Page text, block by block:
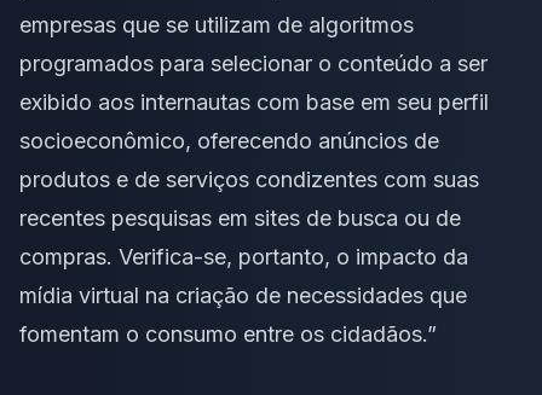
empresas que se utilizam de algoritmos
programados para selecionar o conteúdo a ser
exibido aos internautas com base em seu perfil
socioeconômico, oferecendo anúncios de
produtos e de serviços condizentes com suas
recentes pesquisas em sites de busca ou de
compras. Verifica-se, portanto, o impacto da
mídia virtual na criação de necessidades que
fomentam o consumo entre os cidadãos.”